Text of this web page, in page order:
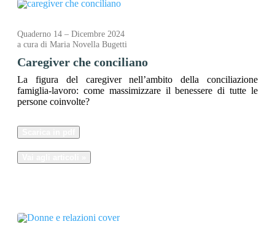
Quaderno 14 – Dicembre 2024
a cura di Maria Novella Bugetti
Caregiver che conciliano
La figura del caregiver nell’ambito della conciliazione
famiglia-lavoro: come massimizzare il benessere di tutte le
persone coinvolte?